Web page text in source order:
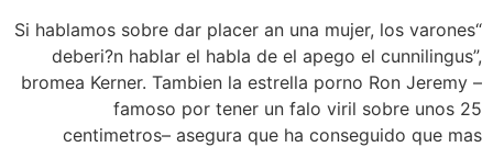
“Si hablamos sobre dar placer an una mujer, los varones
deberi?n hablar el habla de el apego el cunnilingus”,
bromea Kerner. Tambien la estrella porno Ron Jeremy –
famoso por tener un falo viril sobre unos 25
centimetros– asegura que ha conseguido que mas